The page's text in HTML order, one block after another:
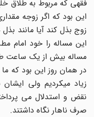
فقهی که مربوط به طلاق
این بود که اگر زوجه
زوج بذل کند آیا مانند بذل
این مساله را خود امام
مساله بیش از یک ساعت
در همان روز این بود که
زیاد میکردیم ولی
نقض و استدلال می
صرف ناهار نگاه داشتند.